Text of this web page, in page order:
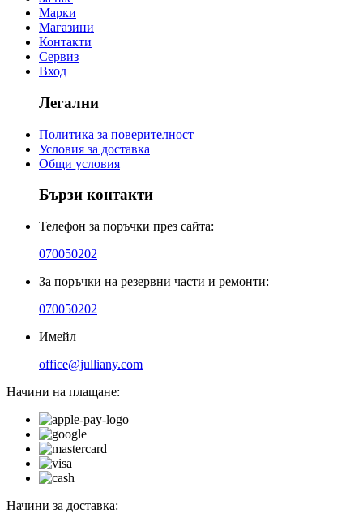
Марки
Магазини
Контакти
Сервиз
Вход
Легални
Политика за поверителност
Условия за доставка
Общи условия
Бързи контакти
Телефон за поръчки през сайта:
070050202
За поръчки на резервни части и ремонти:
070050202
Имейл
office@julliany.com
Начини на плащане:
Начини за доставка: